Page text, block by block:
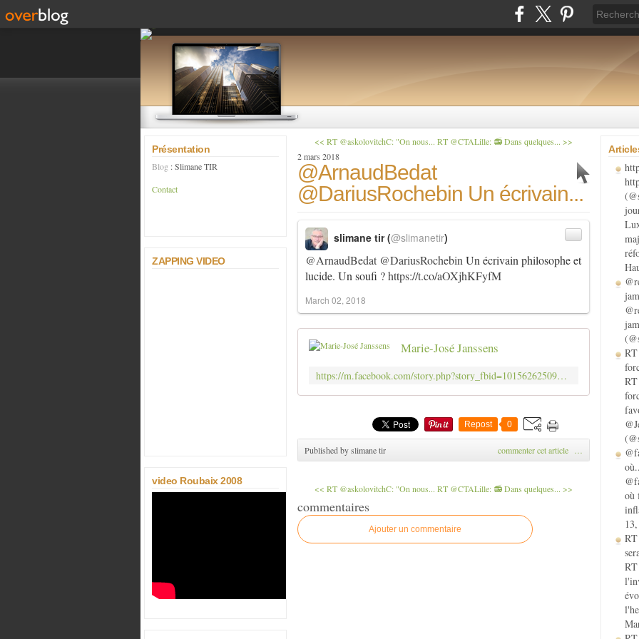
Présentation
Blog : Slimane TIR
Contact
ZAPPING VIDEO
video Roubaix 2008
<< RT @askolovitchC: "On nous... RT @CTALille: 📻 Dans quelques... >>
2 mars 2018
@ArnaudBedat
@DariusRochebin Un écrivain...
@ArnaudBedat @DariusRochebin Un écrivain philosophe et
lucide. Un soufi ?https://t.co/aOXjhKFyfM
slimane tir (@slimanetir)
March 02, 2018
Marie-José Janssens
https://m.facebook.com/story.php?story_fbid=10156262509532716&id=756402715
Repost 0
Published by slimane tir commenter cet article …
<< RT @askolovitchC: "On nous... RT @CTALille: 📻 Dans quelques... >>
commentaires
Ajouter un commentaire
où